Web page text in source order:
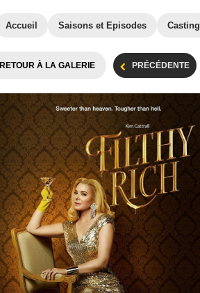
Accueil Saisons et Episodes Casting
RETOUR À LA GALERIE PRÉCÉDENTE